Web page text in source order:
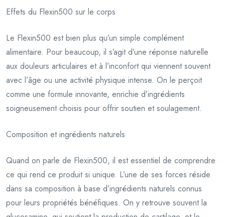
Effets du Flexin500 sur le corps
Le Flexin500 est bien plus qu’un simple complément
alimentaire. Pour beaucoup, il s’agit d’une réponse naturelle
aux douleurs articulaires et à l’inconfort qui viennent souvent
avec l’âge ou une activité physique intense. On le perçoit
comme une formule innovante, enrichie d’ingrédients
soigneusement choisis pour offrir soutien et soulagement.
Composition et ingrédients naturels
Quand on parle de Flexin500, il est essentiel de comprendre
ce qui rend ce produit si unique. L’une de ses forces réside
dans sa composition à base d’ingrédients naturels connus
pour leurs propriétés bénéfiques. On y retrouve souvent la